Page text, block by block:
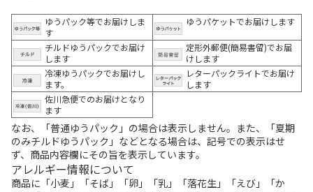
ゆうパック等でお届けしま
す
ゆうパケットでお届けします
チルドゆうパックでお届け
します
定形外郵便(簡易書留)でお届
けします
冷凍ゆうパックでお届けし
ます。
レターパックライトでお届け
します
佐川急便でのお届けとなり
ます
なお、「普通ゆうパック」の場合は表示しません。また、「夏期
のみチルドゆうパック」などとなる場合は、記号での表示はせ
ず、商品内容欄にその旨を表示しています。
アレルギー情報について
商品に「小麦」「そば」「卵」「乳」「落花生」「えび」「か